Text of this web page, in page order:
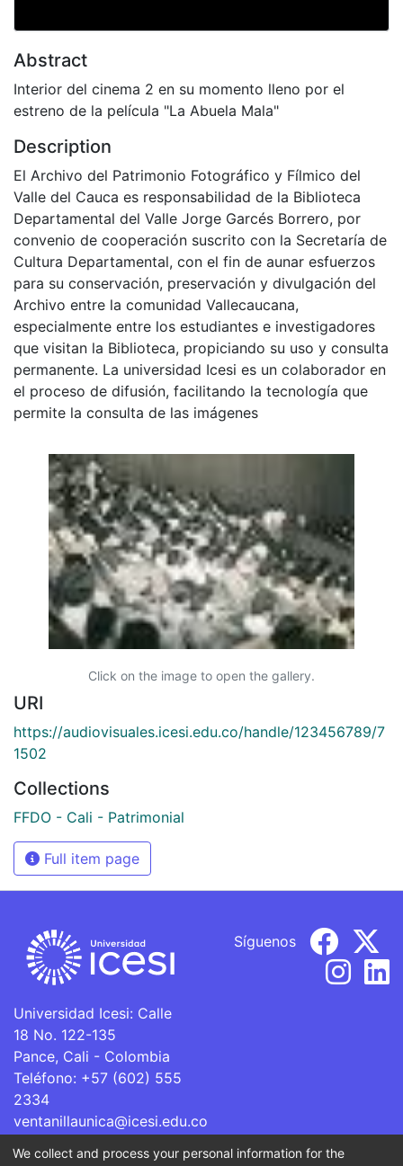
Abstract
Interior del cinema 2 en su momento lleno por el
estreno de la película "La Abuela Mala"
Description
El Archivo del Patrimonio Fotográfico y Fílmico del
Valle del Cauca es responsabilidad de la Biblioteca
Departamental del Valle Jorge Garcés Borrero, por
convenio de cooperación suscrito con la Secretaría de
Cultura Departamental, con el fin de aunar esfuerzos
para su conservación, preservación y divulgación del
Archivo entre la comunidad Vallecaucana,
especialmente entre los estudiantes e investigadores
que visitan la Biblioteca, propiciando su uso y consulta
permanente. La universidad Icesi es un colaborador en
el proceso de difusión, facilitando la tecnología que
permite la consulta de las imágenes
Click on the image to open the gallery.
URI
https://audiovisuales.icesi.edu.co/handle/123456789/7
1502
Collections
FFDO - Cali - Patrimonial
Full item page
Universidad Icesi: Calle
18 No. 122-135
Pance, Cali - Colombia
Teléfono: +57 (602) 555
2334
ventanillaunica@icesi.edu.co
Síguenos
We collect and process your personal information for the